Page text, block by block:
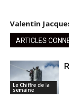
Valentin
ARTICLES
Le Chiffre de la
semaine